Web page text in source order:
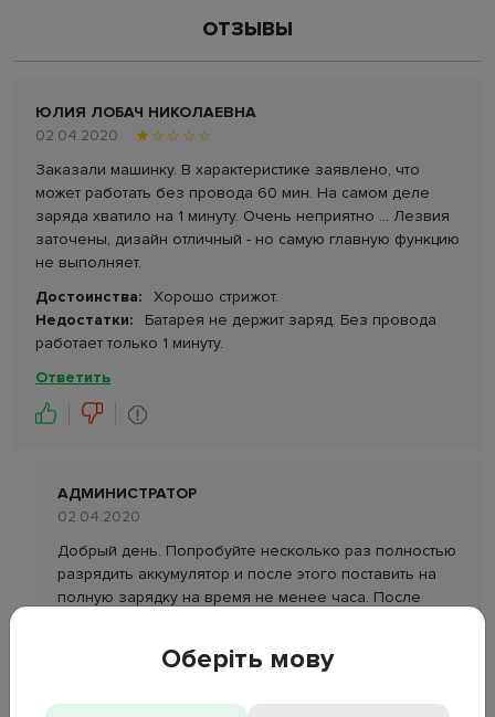
ОТЗЫВЫ
ЮЛИЯ ЛОБАЧ НИКОЛАЕВНА
02.04.2020
Заказали машинку. В характеристике заявлено, что
может работать без провода 60 мин. На самом деле
заряда хватило на 1 минуту. Очень неприятно ... Лезвия
заточены, дизайн отличный - но самую главную функцию
не выполняет.
Достоинства:
Хорошо стрижот.
Недостатки:
Батарея не держит заряд. Без провода
работает только 1 минуту.
Ответить
АДМИНИСТРАТОР
02.04.2020
Добрый день. Попробуйте несколько раз полностью
разрядить аккумулятор и после этого поставить на
полную зарядку на время не менее часа. После
всей техники с литиевыми аккумуляторами.
Ответить
Оберіть мову